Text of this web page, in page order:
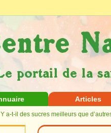
Articles
a-t-il des sucres meilleurs que